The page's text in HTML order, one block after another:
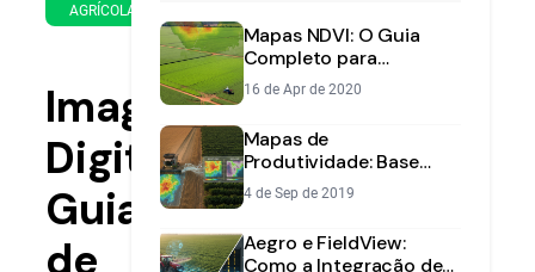
AGRÍCOLA
de
2025
leitura
Imagens
Digitais:
Guia
de
Mapas NDVI: O Guia
Completo para
Monitorar a Saúde da
Sua Lavoura
16 de Apr de 2020
Mapas de
Produtividade: Base
Essencial da Agricultura
de Precisão
4 de Sep de 2019
Aegro e FieldView:
Como a Integração de